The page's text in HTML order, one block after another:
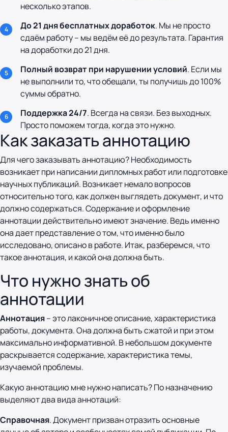
несколько этапов.
До 21 дня бесплатных доработок. Мы не просто
сдаём работу – мы ведём её до результата. Гарантия
на доработки до 21 дня.
Полный возврат при нарушении условий. Если мы
не выполнили то, что обещали, ты получишь до 100%
суммы обратно.
Поддержка 24/7. Всегда на связи. Без выходных.
Просто поможем тогда, когда это нужно.
Как заказать аннотацию
Для чего заказывать аннотацию? Необходимость
возникает при написании дипломных работ или подготовке
научных публикаций. Возникает немало вопросов
относительно того, как должен выглядеть документ, и что
должно содержаться. Содержание и оформление
аннотации действительно имеют значение. Ведь именно
она дает представление о том, что именно было
исследовано, описано в работе. Итак, разберемся, что
такое аннотация, и какой она должна быть.
Что нужно знать об
аннотации
Аннотация– это лаконичное описание, характеристика
работы, документа. Она должна быть сжатой и при этом
максимально информативной. В небольшом документе
раскрывается содержание, характеристика темы,
изучаемой проблемы.
Какую аннотацию мне нужно написать? По назначению
выделяют два вида аннотаций:
Справочная. Документ призван отразить основные